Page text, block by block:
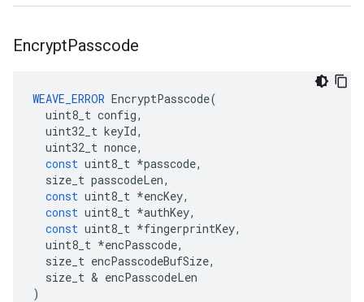
EncryptPasscode
WEAVE_ERROR EncryptPasscode(
uint8_t config,
uint32_t keyId,
uint32_t nonce,
const uint8_t *passcode,
size_t passcodeLen,
const uint8_t *encKey,
const uint8_t *authKey,
const uint8_t *fingerprintKey,
uint8_t *encPasscode,
size_t encPasscodeBufSize,
size_t & encPasscodeLen
)